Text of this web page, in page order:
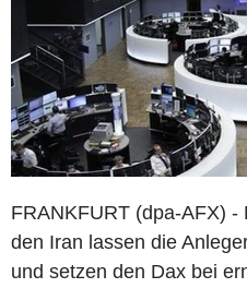
FRANKFURT (dpa-AFX)
den Iran lassen die
und setzen den Dax bei